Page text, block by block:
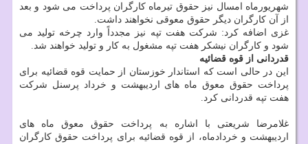
شهریورماه امسال نیز حقوق تیرماه کارگران پرداخت می شود و بعد
از آن کارگران دیگر حقوق معوقی نخواهند داشت.
غزی اضافه کرد: شرکت هفت تپه نیز مجدداً وارد چرخه تولید می
شود و کارگران نیشکر هفت تپه مشغول به کار و تولید خواهند شد.
قدردانی از قوه قضائیه
این در حالی است که استاندار خوزستان از حمایت قوه قضائیه برای
پرداخت حقوق معوق ماه های اردیبهشت و خرداد پرسنل شرکت
هفت تپه قدردانی کرد.
غلامرضا شریعتی با اشاره به پرداخت حقوق معوق ماه های
اردیبهشت و خردادماه، از قوه قضائیه برای پرداخت حقوق کارگران